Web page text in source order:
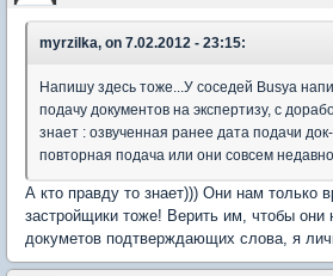
myrzilka, on 7.02.2012 - 23:15:
Напишу здесь тоже...У соседей Busya
подачу документов на экспертизу, с
знает : озвученная ранее дата подачи
повторная подача или они совсем
А кто правду то знает))) Они нам только
застройщики тоже! Верить им, чтобы они
докуметов подтверждающих слова, я